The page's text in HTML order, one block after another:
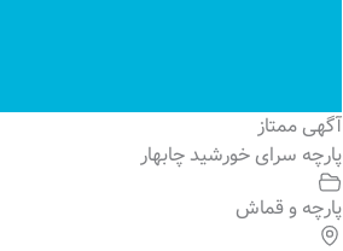
آگهی ممتاز
پارچه سرای خورشید چابهار
پارچه و قماش